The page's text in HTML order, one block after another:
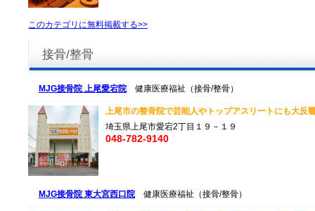
このカテゴリに無料掲載する>>
接骨/整骨
MJG接骨院 上尾愛宕院 健康医療福祉（接骨/整骨）
上尾市の整骨院で芸能人やトップアスリートにも大反
埼玉県上尾市愛宕2丁目１９－１９
048-782-9140
MJG接骨院 東大宮西口院 健康医療福祉（接骨/整骨）